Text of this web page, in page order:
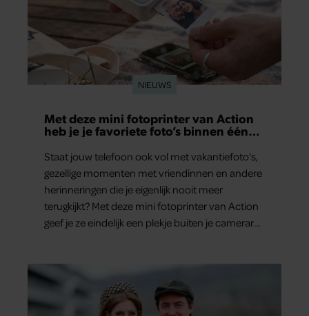
NIEUWS
Met deze mini fotoprinter van Action
heb je je favoriete foto’s binnen één
Staat jouw telefoon ook vol met vakantiefoto’s,
gezellige momenten met vriendinnen en andere
herinneringen die je eigenlijk nooit meer
terugkijkt? Met deze mini fotoprinter van Action
geef je ze eindelijk een plekje buiten je camerarol.